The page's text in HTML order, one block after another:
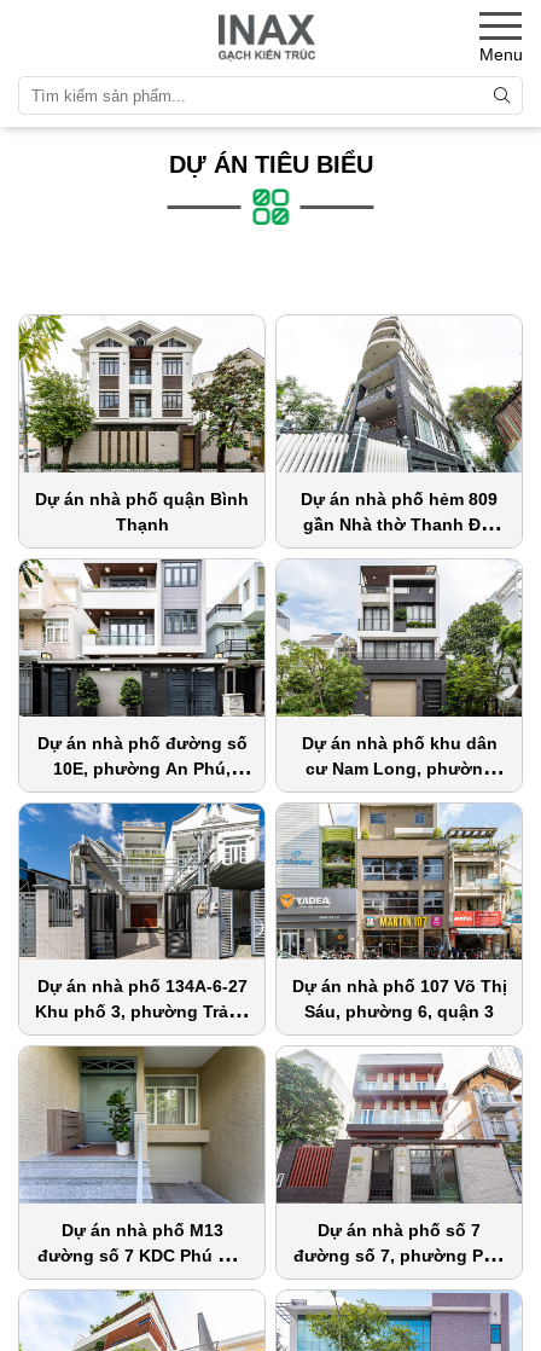
Menu
DỰ ÁN TIÊU BIỂU
Dự án nhà phố quận Bình
Thạnh
Dự án nhà phố hẻm 809
gần Nhà thờ Thanh Đa,
phường 26, quận Bình
Thạnh
Dự án nhà phố đường số
10E, phường An Phú,
quận 2
Dự án nhà phố khu dân
cư Nam Long, phường
Phước Long B, quận 9
Dự án nhà phố 134A-6-27
Khu phố 3, phường Trảng
Dài, Biên Hòa, Đồng Nai
Dự án nhà phố 107 Võ Thị
Sáu, phường 6, quận 3
Dự án nhà phố M13
đường số 7 KDC Phú Mỹ,
phường Phú Mỹ, quận 7
Dự án nhà phố số 7
đường số 7, phường Phú
Thuận, quận 7